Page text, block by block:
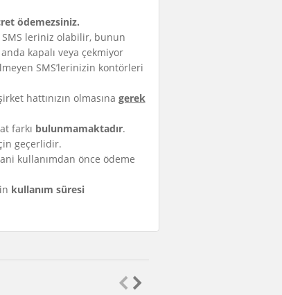
ödemezsiniz.
SMS leriniz olabilir, bunun
kapalı veya çekmiyor
SMS’lerinizin kontörleri
hattınızın olmasına gerek
farkı bulunmamaktadır.
geçerlidir.
kullanımdan önce ödeme
kullanım süresi